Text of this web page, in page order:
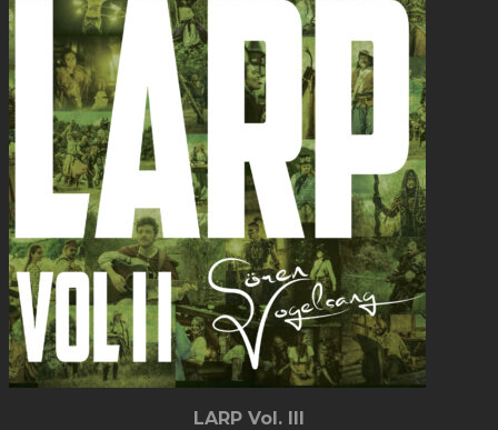
LARP Vol. III